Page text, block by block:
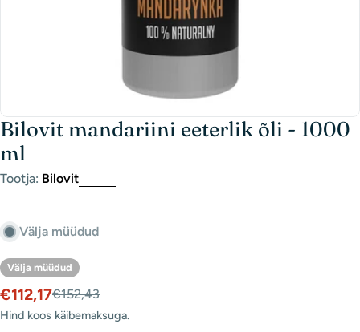
Bilovit mandariini eeterlik õli - 1000
ml
Tootja: Bilovit
Välja müüdud
Välja müüdud
Müügihind
€112,17
Tavaline
hind
€152,43
Hind koos käibemaksuga.